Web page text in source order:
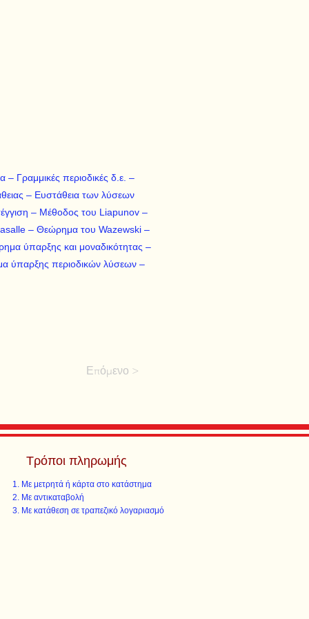
– Γραμμικές περιοδικές δ.ε. –
– Eυστάθεια των λύσεων
– Mέθοδος του Liapunov –
Lasalle – Θεώρημα του Wazewski –
ύπαρξης και μοναδικότητας –
ύπαρξης περιοδικών λύσεων –
Επόμενο >
Τρόποι πληρωμής
Με μετρητά ή κάρτα στο κατάστημα
Με αντικαταβολή
Με κατάθεση σε τραπεζικό λογαριασμό